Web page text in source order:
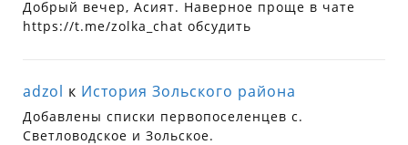
Добрый вечер, Асият. Наверное проще в чате
https://t.me/zolka_chat обсудить
adzol к История Зольского района
Добавлены списки первопоселенцев с.
Светловодское и Зольское.